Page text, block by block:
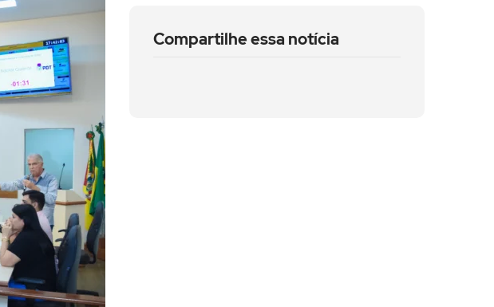
Compartilhe essa notícia